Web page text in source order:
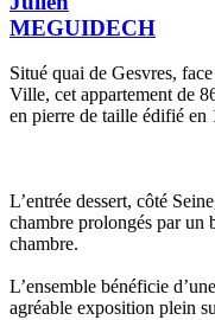
MEGUIDECH
Situé quai de Gesvres,
Ville, cet appartement de
en pierre de taille édifié en
L’entrée dessert, côté
chambre prolongés par un
chambre.
L’ensemble bénéficie
agréable exposition plein